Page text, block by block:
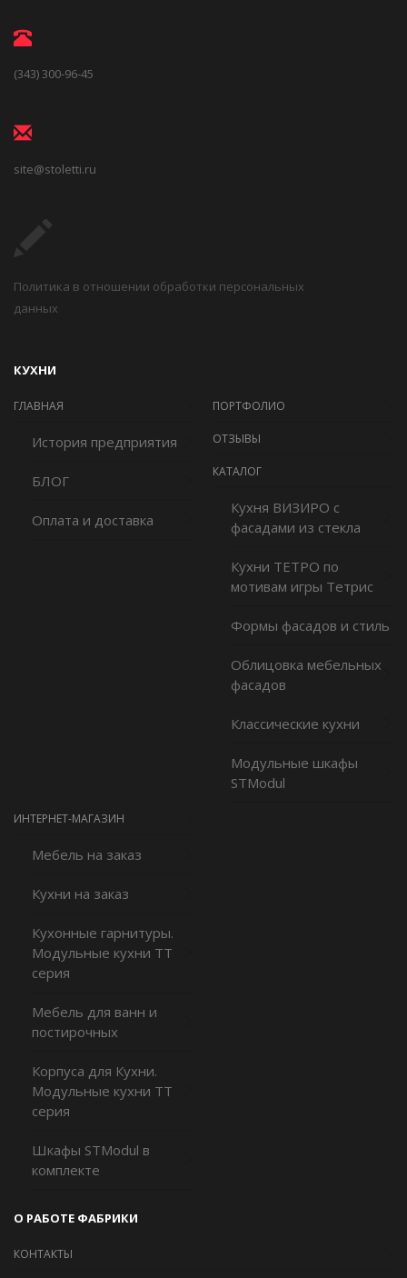
(343) 300-96-45
site@stoletti.ru
Политика в отношении обработки персональных
данных
КУХНИ
ГЛАВНАЯ
История предприятия
БЛОГ
Оплата и доставка
ПОРТФОЛИО
ОТЗЫВЫ
КАТАЛОГ
Кухня ВИЗИРО с
фасадами из стекла
Кухни ТЕТРО по
мотивам игры Тетрис
Формы фасадов и стиль
Облицовка мебельных
фасадов
Классические кухни
Модульные шкафы
STModul
ИНТЕРНЕТ-МАГАЗИН
Мебель на заказ
Кухни на заказ
Кухонные гарнитуры.
Модульные кухни ТТ
серия
Мебель для ванн и
постирочных
Корпуса для Кухни.
Модульные кухни TT
серия
Шкафы STModul в
комплекте
О РАБОТЕ ФАБРИКИ
КОНТАКТЫ